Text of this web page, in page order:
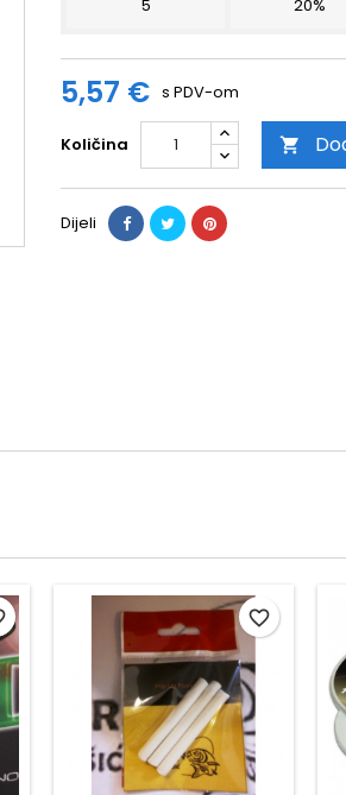
5 20%
5,57 € s PDV-om
Količina 
Dijeli
favorite_border